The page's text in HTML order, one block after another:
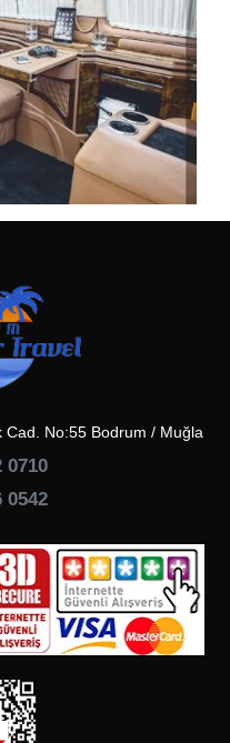
Cad. No:55 Bodrum / Muğla
0710
0542